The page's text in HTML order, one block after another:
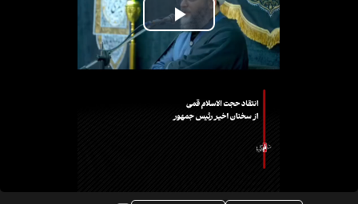
Play
Video